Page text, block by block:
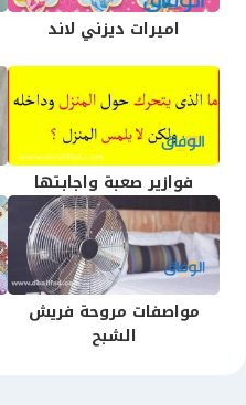
اميرات ديزني لاند
فوازير صعبة واجابتها
مواصفات مروحة فريش
الشبح